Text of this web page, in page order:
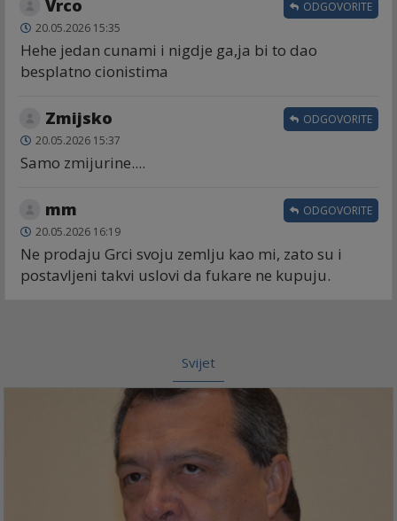
Vrco
20.05.2026 15:35
Hehe jedan cunami i nigdje ga,ja bi to dao
besplatno cionistima
ODGOVORITE
Zmijsko
20.05.2026 15:37
Samo zmijurine....
ODGOVORITE
mm
20.05.2026 16:19
Ne prodaju Grci svoju zemlju kao mi, zato su i
postavljeni takvi uslovi da fukare ne kupuju.
ODGOVORITE
Svijet